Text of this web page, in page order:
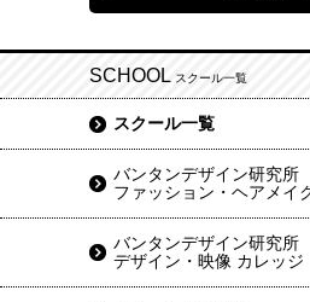
SCHOOL スクール一覧
スクール一覧
バンタンデザイン研究所
ファッション・ヘアメイ
バンタンデザイン研究所
デザイン・映像 カレッジ